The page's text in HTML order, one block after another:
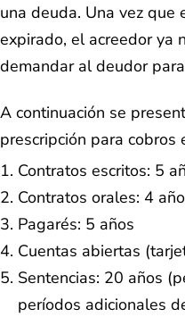
una deuda. Una vez que
expirado, el acreedor ya
demandar al deudor
A continuación se
prescripción para cobros
Contratos escritos: 5
Contratos orales: 4
Pagarés: 5 años
Cuentas abiertas
Sentencias: 20 años
períodos adicionales